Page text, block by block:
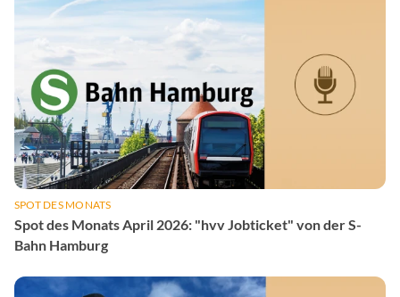
SPOT DES MONATS
Spot des Monats April 2026: "hvv Jobticket" von der S-
Bahn Hamburg